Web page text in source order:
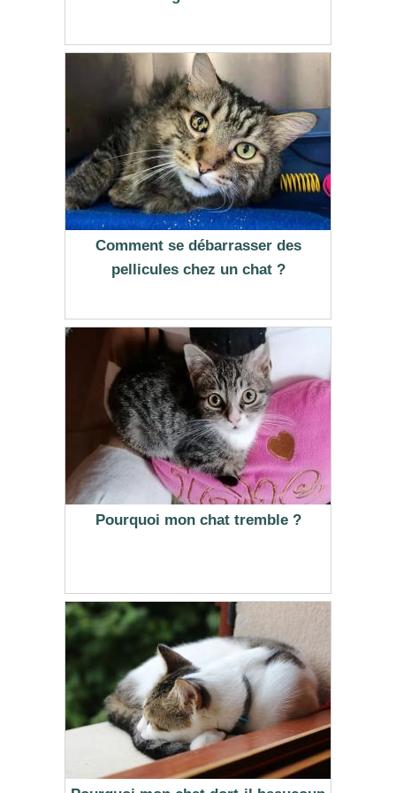
Comment se débarrasser des
pellicules chez un chat ?
Pourquoi mon chat tremble ?